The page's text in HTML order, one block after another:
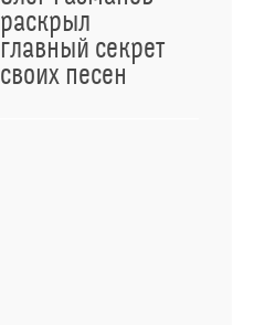
раскрыл
главный секрет
своих песен